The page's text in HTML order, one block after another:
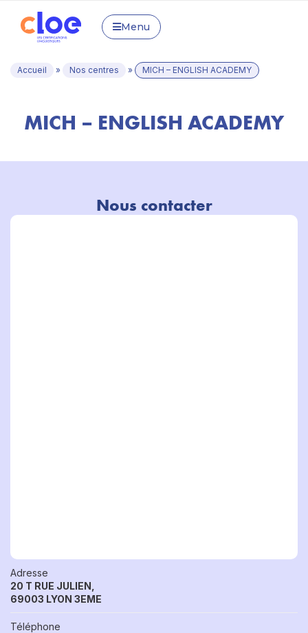
Menu
Accueil » Nos centres » MICH – ENGLISH ACADEMY
MICH – ENGLISH ACADEMY
Nous contacter
Adresse
20 T RUE JULIEN,
69003 LYON 3EME
Téléphone